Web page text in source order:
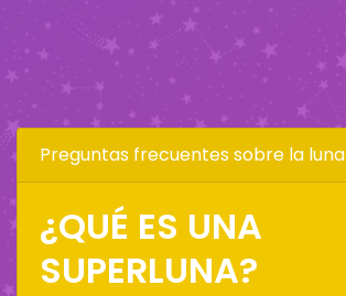
Preguntas frecuentes sobre la luna
¿QUÉ ES UNA
SUPERLUNA?